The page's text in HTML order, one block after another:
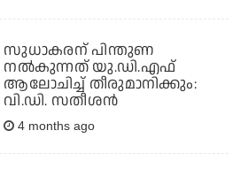
സുധാകരന് പിന്തുണ
നല്‍കുന്നത് യു.ഡി.എഫ്
ആലോചിച്ച് തീരുമാനിക്കും:
വി.ഡി. സതീശന്‍
4 months ago